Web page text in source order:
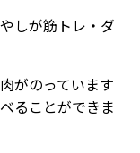
しが筋トレ・ダ
がのっています
ることができま